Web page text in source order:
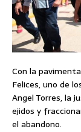
Con la
Felices, uno de
Angel Torres, la
ejidos y
el abandono.